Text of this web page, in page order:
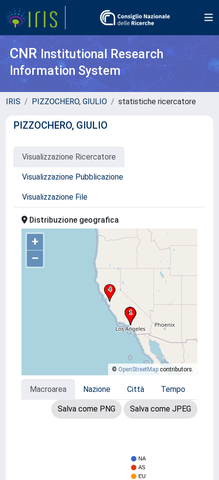
CNR Institutional Research
Information System
IRIS PIZZOCHERO, GIULIO statistiche ricercatore
PIZZOCHERO, GIULIO
Visualizzazione Ricercatore
Visualizzazione Pubblicazione
Visualizzazione File
Distribuzione geografica
+
–
© OpenStreetMap contributors.
Macroarea Nazione Città Tempo
Salva come PNG Salva come JPEG
NA
AS
EU